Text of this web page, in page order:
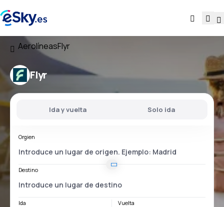
AerolíneasFlyr
Flyr
Ida y vuelta Solo ida
Orgien
Destino
Ida Vuelta